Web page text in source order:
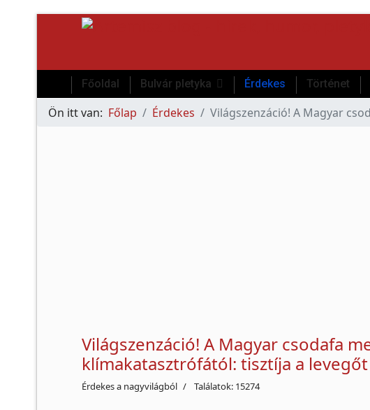
Főoldal Bulvár pletyka Érdekes Történet
Ön itt van: Főlap Érdekes Világszenzáció! A Magyar
Világszenzáció! A Magyar csodafa
klímakatasztrófától: tisztíja a
Érdekes a nagyvilágból Találatok: 15274